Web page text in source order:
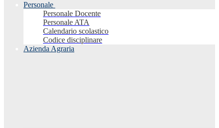
Personale
Personale Docente
Personale ATA
Calendario scolastico
Codice disciplinare
Azienda Agraria